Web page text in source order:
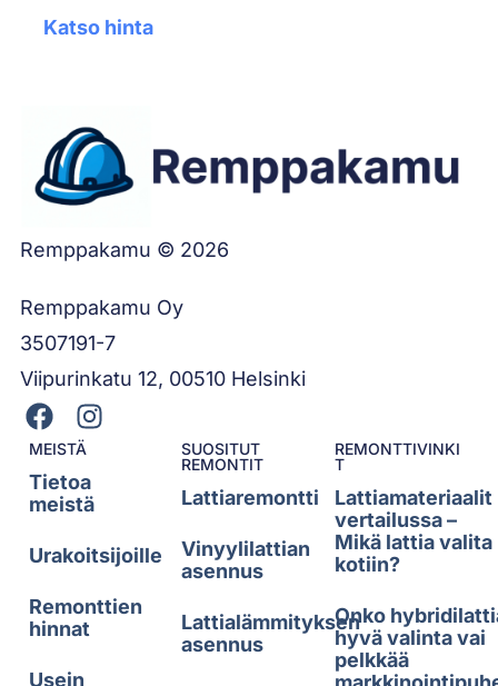
Katso hinta
Remppakamu © 2026
Remppakamu Oy
3507191-7
Viipurinkatu 12, 00510 Helsinki
MEISTÄ
Tietoa
meistä
Urakoitsijoille
Remonttien
hinnat
Usein
SUOSITUT
REMONTIT
Lattiaremontti
Vinyylilattian
asennus
Lattialämmityksen
asennus
REMONTTIVINKI
T
Lattiamateriaalit
vertailussa –
Mikä lattia valita
kotiin?
Onko
hyvä valinta vai
pelkkää